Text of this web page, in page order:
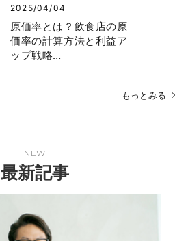
2025/04/04
原価率とは？飲食店の原
価率の計算方法と利益ア
ップ戦略…
もっとみる
NEW
最新記事